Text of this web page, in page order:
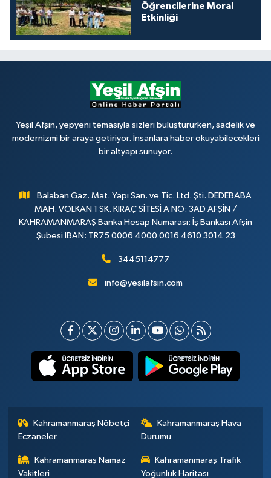
Öğrencilerine Moral
Etkinliği
Yeşil Afşin, yepyeni temasıyla sizleri buluştururken, sadelik ve
modernizmi bir araya getiriyor. İnsanlara haber okuyabilecekleri
bir altyapı sunuyor.
Balaban Gaz. Mat. Yapı San. ve Tic. Ltd. Şti. DEDEBABA
MAH. VOLKAN 1 SK. KIRAÇ SİTESİ A NO: 3AD AFŞİN /
KAHRAMANMARAŞ Banka Hesap Numarası: İş Bankası Afşin
Şubesi IBAN: TR75 0006 4000 0016 4610 3014 23
3445114777
info@yesilafsin.com
Kahramanmaraş Nöbetçi
Eczaneler
Kahramanmaraş Hava
Durumu
Kahramanmaraş Namaz
Vakitleri
Kahramanmaraş Trafik
Yoğunluk Haritası